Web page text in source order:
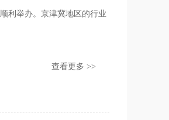
利举办。京津冀地区的行业
查看更多 >>